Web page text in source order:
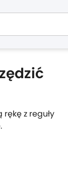
z reguły